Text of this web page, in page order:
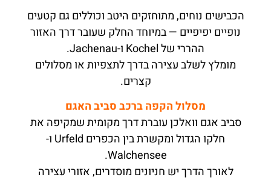
הכבישים נוחים, מתוחזקים היטב וכוללים גם קטעים
נופיים יפיפיים — במיוחד החלק שעובר דרך האזור
ההררי של Kochel ו-Jachenau.
מומלץ לשלב עצירה בדרך לתצפיות או מסלולים
קצרים.
מסלול הקפה ברכב סביב האגם
סביב אגם וואלכן עוברת דרך מקומית שמקיפה את
חלקו הגדול ומקשרת בין הכפרים Urfeld ו-
Walchensee.
לאורך הדרך יש חניונים מוסדרים, אזורי עצירה